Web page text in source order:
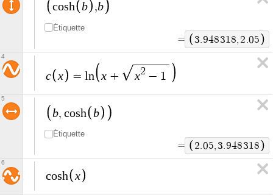
cosh b ,b
Étiquette
= 3.948318, 2.05
c x = ln x + x2 − 1
4
b, cosh b
Étiquette
= 2.05,3.948318
5
cosh x
6